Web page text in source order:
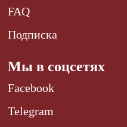
FAQ
Подписка
Мы в соцсетях
Facebook
Telegram